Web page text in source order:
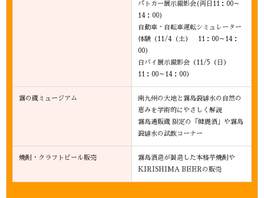
パトカー展示撮影会(両日11：00～
14：00)
自動車・自転車運転シミュレーター
体験（11/4（土） 11：00～14：
00）
白バイ展示撮影会（11/5（日）
11：00～14：00）
霧の蔵ミュージアム
南九州の大地と霧島裂罅水の自然の
恵みを学術的にやさしく解説
霧島通販蔵 限定の「健麗酒」や霧島
裂罅水の試飲コーナー
焼酎・クラフトビール販売
霧島酒造が製造した本格芋焼酎や
KIRISHIMA BEERの販売